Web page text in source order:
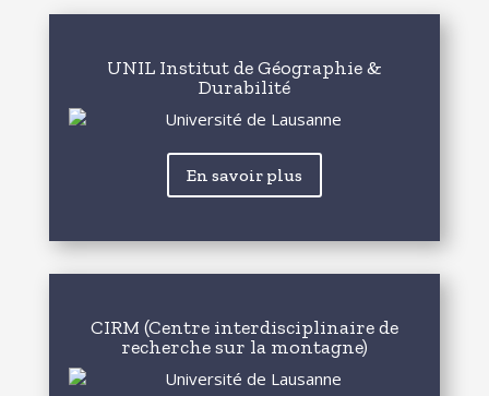
UNIL Institut de Géographie &
Durabilité
En savoir plus
CIRM (Centre interdisciplinaire de
recherche sur la montagne)